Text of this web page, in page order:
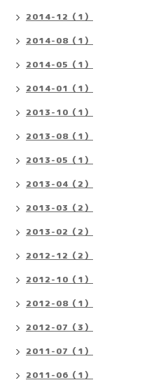
2014-12（1）
2014-08（1）
2014-05（1）
2014-01（1）
2013-10（1）
2013-08（1）
2013-05（1）
2013-04（2）
2013-03（2）
2013-02（2）
2012-12（2）
2012-10（1）
2012-08（1）
2012-07（3）
2011-07（1）
2011-06（1）